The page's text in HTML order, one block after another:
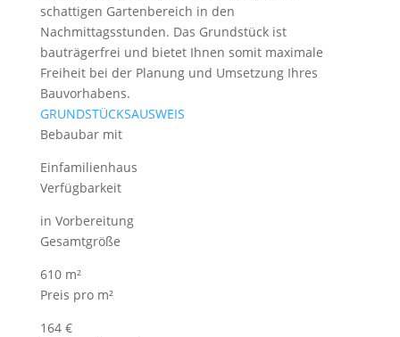
schattigen Gartenbereich in den
Nachmittagsstunden. Das Grundstück ist
bauträgerfrei und bietet Ihnen somit maximale
Freiheit bei der Planung und Umsetzung Ihres
Bauvorhabens.
GRUNDSTÜCKSAUSWEIS
Bebaubar mit
Einfamilienhaus
Verfügbarkeit
in Vorbereitung
Gesamtgröße
610 m²
Preis pro m²
164 €